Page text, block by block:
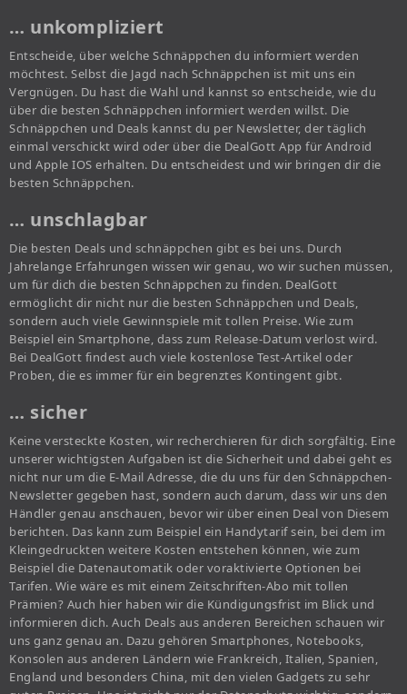
… unkompliziert
Entscheide, über welche Schnäppchen du informiert werden
möchtest. Selbst die Jagd nach Schnäppchen ist mit uns ein
Vergnügen. Du hast die Wahl und kannst so entscheide, wie du
über die besten Schnäppchen informiert werden willst. Die
Schnäppchen und Deals kannst du per Newsletter, der täglich
einmal verschickt wird oder über die DealGott App für Android
und Apple IOS erhalten. Du entscheidest und wir bringen dir die
besten Schnäppchen.
… unschlagbar
Die besten Deals und schnäppchen gibt es bei uns. Durch
Jahrelange Erfahrungen wissen wir genau, wo wir suchen müssen,
um für dich die besten Schnäppchen zu finden. DealGott
ermöglicht dir nicht nur die besten Schnäppchen und Deals,
sondern auch viele Gewinnspiele mit tollen Preise. Wie zum
Beispiel ein Smartphone, dass zum Release-Datum verlost wird.
Bei DealGott findest auch viele kostenlose Test-Artikel oder
Proben, die es immer für ein begrenztes Kontingent gibt.
… sicher
Keine versteckte Kosten, wir recherchieren für dich sorgfältig. Eine
unserer wichtigsten Aufgaben ist die Sicherheit und dabei geht es
nicht nur um die E-Mail Adresse, die du uns für den Schnäppchen-
Newsletter gegeben hast, sondern auch darum, dass wir uns den
Händler genau anschauen, bevor wir über einen Deal von Diesem
berichten. Das kann zum Beispiel ein Handytarif sein, bei dem im
Kleingedruckten weitere Kosten entstehen können, wie zum
Beispiel die Datenautomatik oder voraktivierte Optionen bei
Tarifen. Wie wäre es mit einem Zeitschriften-Abo mit tollen
Prämien? Auch hier haben wir die Kündigungsfrist im Blick und
informieren dich. Auch Deals aus anderen Bereichen schauen wir
uns ganz genau an. Dazu gehören Smartphones, Notebooks,
Konsolen aus anderen Ländern wie Frankreich, Italien, Spanien,
England und besonders China, mit den vielen Gadgets zu sehr